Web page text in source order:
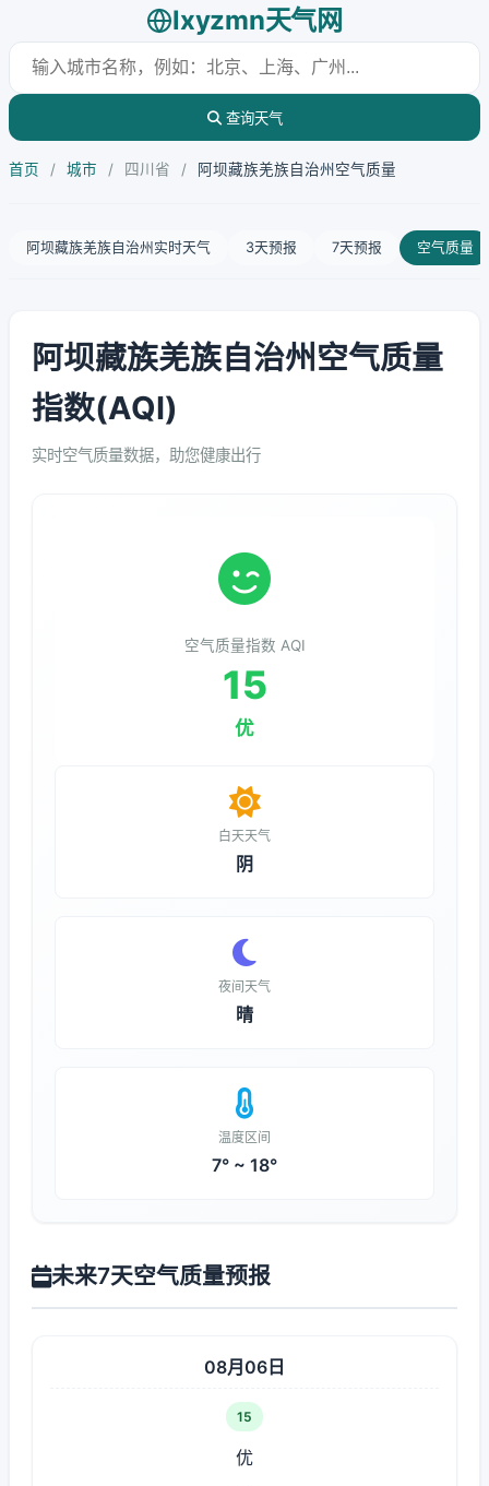
lxyzmn天气网
查询天气
首页 / 城市 / 四川省 / 阿坝藏族羌族自治州空气质量
阿坝藏族羌族自治州实时天气 3天预报 7天预报 空气质量
阿坝藏族羌族自治州空气质量
指数(AQI)
实时空气质量数据，助您健康出行
空气质量指数 AQI
15
优
白天天气
阴
夜间天气
晴
温度区间
7° ~ 18°
未来7天空气质量预报
08月06日
15
优